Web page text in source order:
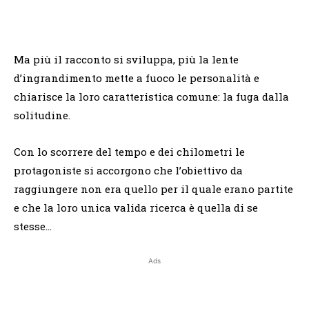
Ma più il racconto si sviluppa, più la lente
d’ingrandimento mette a fuoco le personalità e
chiarisce la loro caratteristica comune: la fuga dalla
solitudine.
Con lo scorrere del tempo e dei chilometri le
protagoniste si accorgono che l’obiettivo da
raggiungere non era quello per il quale erano partite
e che la loro unica valida ricerca è quella di se
stesse…
Ads